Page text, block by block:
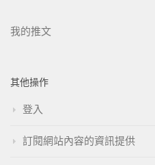
我的推文
其他操作
登入
訂閱網站內容的資訊提供